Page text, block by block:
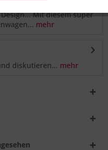
Mit diesem super
mehr
diskutieren... mehr